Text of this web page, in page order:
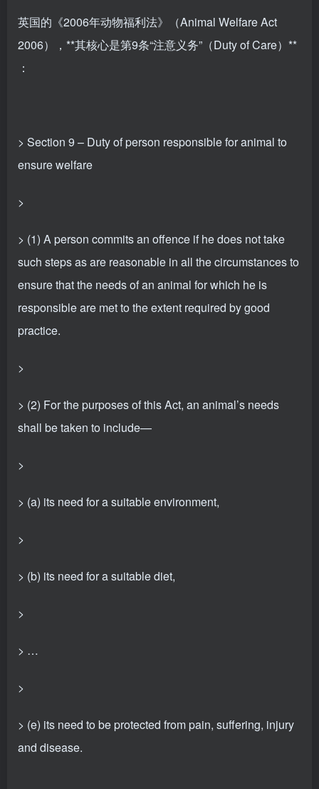
英国的《2006年动物福利法》（Animal Welfare Act
2006），**其核心是第9条“注意义务”（Duty of Care）**
：
> Section 9 – Duty of person responsible for animal to
ensure welfare
>
> (1) A person commits an offence if he does not take
such steps as are reasonable in all the circumstances to
ensure that the needs of an animal for which he is
responsible are met to the extent required by good
practice.
>
> (2) For the purposes of this Act, an animal’s needs
shall be taken to include—
>
> (a) its need for a suitable environment,
>
> (b) its need for a suitable diet,
>
> …
>
> (e) its need to be protected from pain, suffering, injury
and disease.